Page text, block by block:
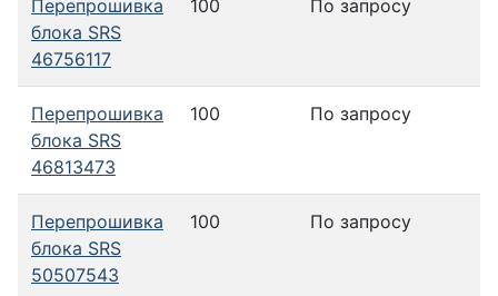
Перепрошивка
блока SRS
46756117
100 По запросу
Перепрошивка
блока SRS
46813473
100 По запросу
Перепрошивка
блока SRS
50507543
100 По запросу